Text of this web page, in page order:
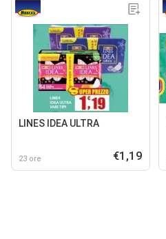
LINES IDEA ULTRA
23 ore €1,19